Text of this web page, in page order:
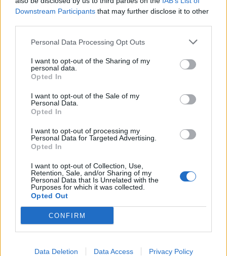
Downstream Participants that may further disclose it to other
Personal Data Processing Opt Outs
I want to opt-out of the Sharing of my
personal data.
Opted In
I want to opt-out of the Sale of my
Personal Data.
Opted In
I want to opt-out of processing my
Personal Data for Targeted Advertising.
Opted In
I want to opt-out of Collection, Use,
Retention, Sale, and/or Sharing of my
Personal Data that Is Unrelated with the
Purposes for which it was collected.
Opted Out
CONFIRM
Data Deletion Data Access Privacy Policy
Colheita de sangue regressa ao
Hospital Sousa Martins durante o mês
de agosto
DESTAQUES
Deputados do PSD saúdam Banda
Sinfónica da ARMAB pelo 1º lugar...